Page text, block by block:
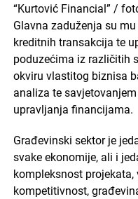
“Kurtović Financial” /
Glavna zaduženja su
kreditnih transakcija te
poduzećima iz različitih
okviru vlastitog biznisa
analiza te
upravljanja financijama.
Građevinski sektor je
svake ekonomije, ali i
kompleksnost
kompetitivnost,